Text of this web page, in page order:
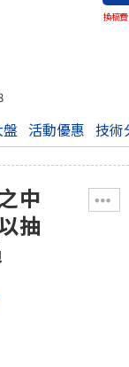
換稿費
盤 活動優惠 技術
中
抽